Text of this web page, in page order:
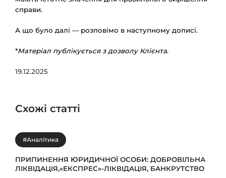
справи.
А що було далі — розповімо в наступному дописі.
*Матеріал публікується з дозволу Клієнта.
19.12.2025
Схожі статті
#Аналітика
ПРИПИНЕННЯ ЮРИДИЧНОЇ ОСОБИ: ДОБРОВІЛЬНА
ЛІКВІДАЦІЯ,«ЕКСПРЕС»-ЛІКВІДАЦІЯ, БАНКРУТСТВО